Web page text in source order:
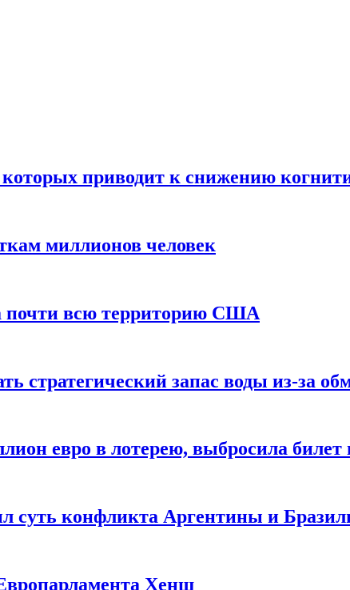
приводит к снижению
миллионов человек
почти всю территорию США
стратегический запас воды из-за
евро в лотерею, выбросила билет
суть конфликта Аргентины и
Хенш